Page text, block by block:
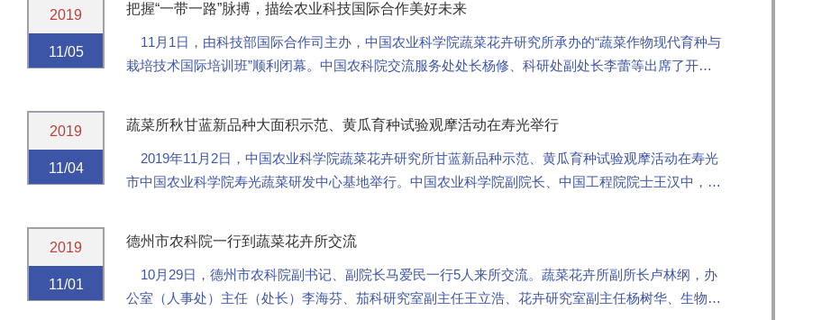
2019
11/05
把握“一带一路”脉搏，描绘农业科技国际合作美好未来
11月1日，由科技部国际合作司主办，中国农业科学院蔬菜花卉研究所承办的“蔬菜作物现代育种与
栽培技术国际培训班”顺利闭幕。中国农科院交流服务处处长杨修、科研处副处长李蕾等出席了开幕
2019
11/04
蔬菜所秋甘蓝新品种大面积示范、黄瓜育种试验观摩活动在寿光举行
2019年11月2日，中国农业科学院蔬菜花卉研究所甘蓝新品种示范、黄瓜育种试验观摩活动在寿光
市中国农业科学院寿光蔬菜研发中心基地举行。中国农业科学院副院长、中国工程院院士王汉中，中
2019
11/01
德州市农科院一行到蔬菜花卉所交流
10月29日，德州市农科院副书记、副院长马爱民一行5人来所交流。蔬菜花卉所副所长卢林纲，办
公室（人事处）主任（处长）李海芬、茄科研究室副主任王立浩、花卉研究室副主任杨树华、生物技